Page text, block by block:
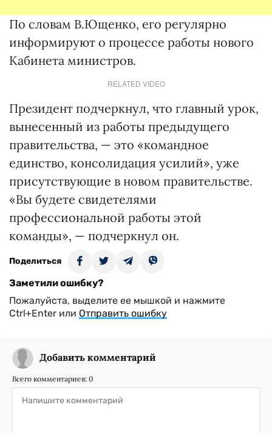
По словам В.Ющенко, его регулярно
информируют о процессе работы нового
Кабинета министров.
RELATED VIDEO
Президент подчеркнул, что главный урок,
вынесенный из работы предыдущего
правительства, — это «командное
единство, консолидация усилий», уже
присутствующие в новом правительстве.
«Вы будете свидетелями
профессиональной работы этой
команды», — подчеркнул он.
Поделиться
Заметили ошибку?
Пожалуйста, выделите ее мышкой и нажмите
Ctrl+Enter или Отправить ошибку
Добавить комментарий
Всего комментариев: 0